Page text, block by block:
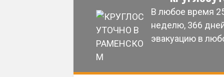
В любое время
неделю, 366
эвакуацию в